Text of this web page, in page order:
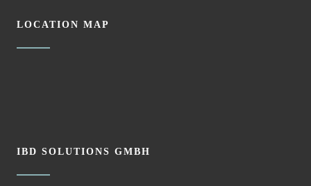
LOCATION MAP
IBD SOLUTIONS GMBH